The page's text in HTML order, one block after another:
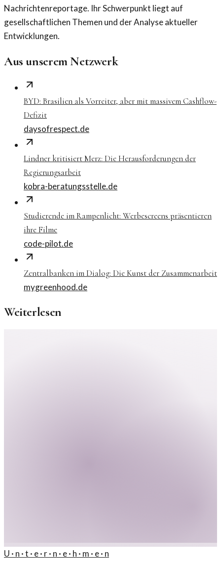
Nachrichtenreportage. Ihr Schwerpunkt liegt auf
gesellschaftlichen Themen und der Analyse aktueller
Entwicklungen.
Aus unserem Netzwerk
BYD: Brasilien als Vorreiter, aber mit massivem Cashflow-
Defizit
daysofrespect.de
Lindner kritisiert Merz: Die Herausforderungen der
Regierungsarbeit
kobra-beratungsstelle.de
Studierende im Rampenlicht: Werbescreens präsentieren
ihre Filme
code-pilot.de
Zentralbanken im Dialog: Die Kunst der Zusammenarbeit
mygreenhood.de
Weiterlesen
U · n · t · e · r · n · e · h · m · e · n